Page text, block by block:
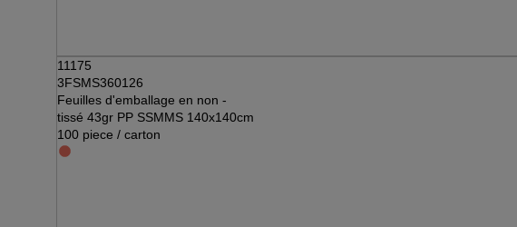
11175
3FSMS360126
Feuilles d'emballage en non -
tissé 43gr PP SSMMS 140x140cm
100 piece / carton